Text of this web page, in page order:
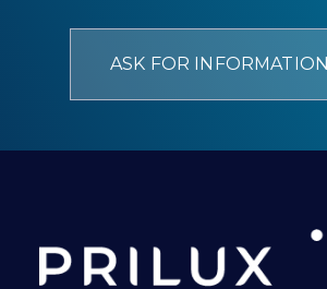
ASK FOR INFORMATION